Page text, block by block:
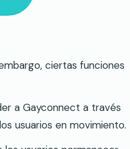
ciertas funciones
a Gayconnect a través
usuarios en movimiento.